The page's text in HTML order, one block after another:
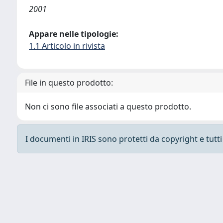
2001
Appare nelle tipologie:
1.1 Articolo in rivista
File in questo prodotto:
Non ci sono file associati a questo prodotto.
I documenti in IRIS sono protetti da copyright e